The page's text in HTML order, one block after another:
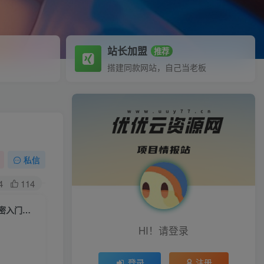
站长加盟 推荐
搭建同款网站，自己当老板
私信
114
（6078期）全网最细0基础MT保姆级完虐卡密教程系列，菜鸡小白从去卡密入门到大佬
HI！请登录